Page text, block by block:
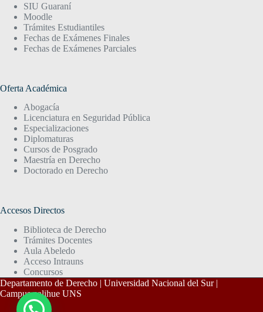
SIU Guaraní
Moodle
Trámites Estudiantiles
Fechas de Exámenes Finales
Fechas de Exámenes Parciales
Oferta Académica
Abogacía
Licenciatura en Seguridad Pública
Especializaciones
Diplomaturas
Cursos de Posgrado
Maestría en Derecho
Doctorado en Derecho
Accesos Directos
Biblioteca de Derecho
Trámites Docentes
Aula Abeledo
Acceso Intrauns
Concursos
Departamento de Derecho | Universidad Nacional del Sur |
Campus palihue UNS